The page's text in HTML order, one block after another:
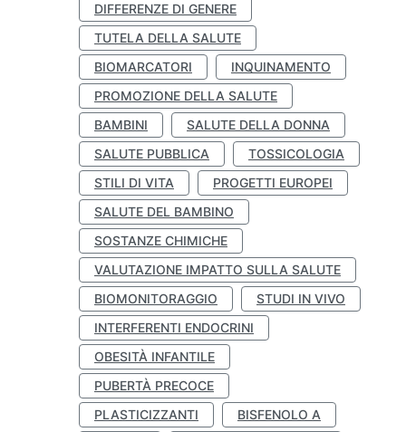
DIFFERENZE DI GENERE
TUTELA DELLA SALUTE
BIOMARCATORI
INQUINAMENTO
PROMOZIONE DELLA SALUTE
BAMBINI
SALUTE DELLA DONNA
SALUTE PUBBLICA
TOSSICOLOGIA
STILI DI VITA
PROGETTI EUROPEI
SALUTE DEL BAMBINO
SOSTANZE CHIMICHE
VALUTAZIONE IMPATTO SULLA SALUTE
BIOMONITORAGGIO
STUDI IN VIVO
INTERFERENTI ENDOCRINI
OBESITÀ INFANTILE
PUBERTÀ PRECOCE
PLASTICIZZANTI
BISFENOLO A